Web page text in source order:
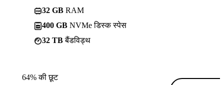
32 GB RAM
400 GB NVMe डिस्क स्पेस
32 TBबैंडविड्थ
64% की छूट